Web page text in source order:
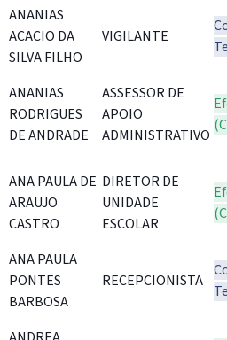
ANANIAS
ACACIO DA
SILVA FILHO
VIGILANTE
ANANIAS
RODRIGUES
DE ANDRADE
ASSESSOR DE
APOIO
ADMINISTRATIVO
ANA PAULA DE
ARAUJO
CASTRO
DIRETOR DE
UNIDADE
ESCOLAR
ANA PAULA
PONTES
BARBOSA
RECEPCIONISTA